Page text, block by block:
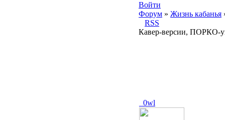
Войти
Форум » Жизнь кабанья
RSS
Кавер-версии, ПОРКО-
_0wl